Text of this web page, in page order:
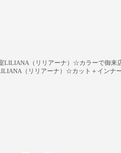
LILIANA（リリアーナ）☆カラーで御
（リリアーナ）☆カット＋インナ